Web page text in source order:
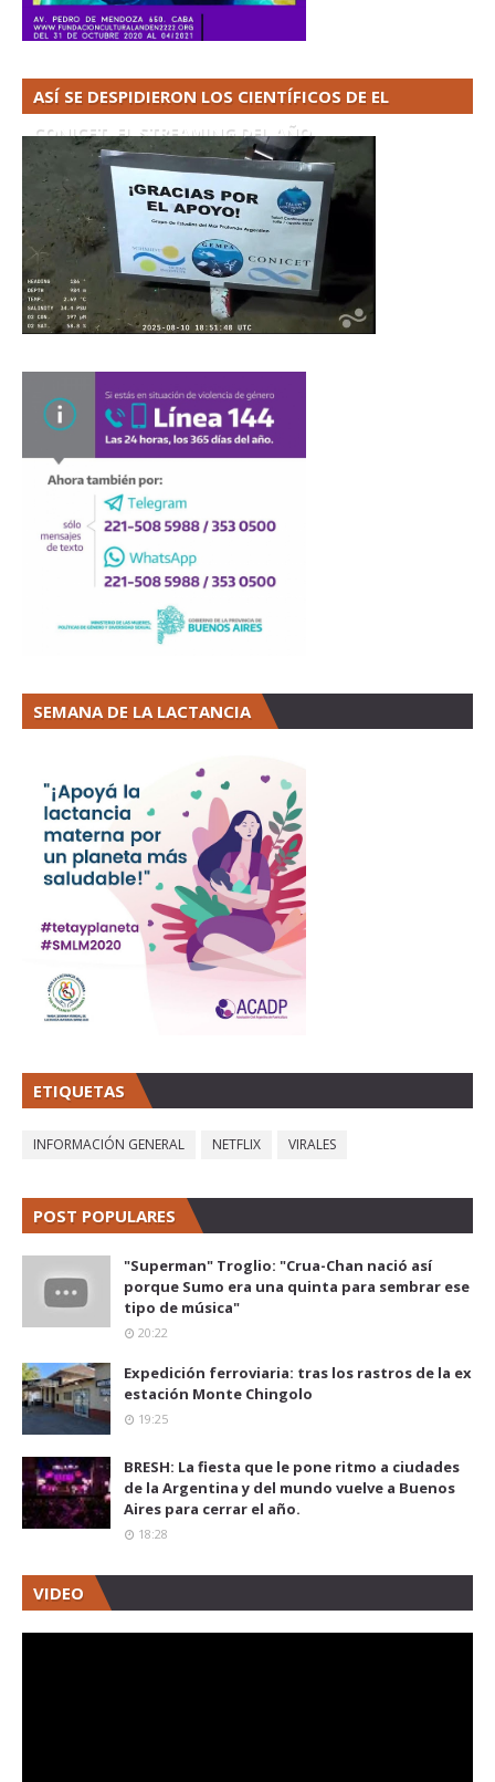
ASÍ SE DESPIDIERON LOS CIENTÍFICOS DE EL
CONICET. EL STREAMING DEL AÑO
SEMANA DE LA LACTANCIA
ETIQUETAS
INFORMACIÓN GENERAL NETFLIX VIRALES
POST POPULARES
"Superman" Troglio: "Crua-Chan nació así
porque Sumo era una quinta para sembrar ese
tipo de música"
20:22
Expedición ferroviaria: tras los rastros de la ex
estación Monte Chingolo
19:25
BRESH: La fiesta que le pone ritmo a ciudades
de la Argentina y del mundo vuelve a Buenos
Aires para cerrar el año.
18:28
VIDEO